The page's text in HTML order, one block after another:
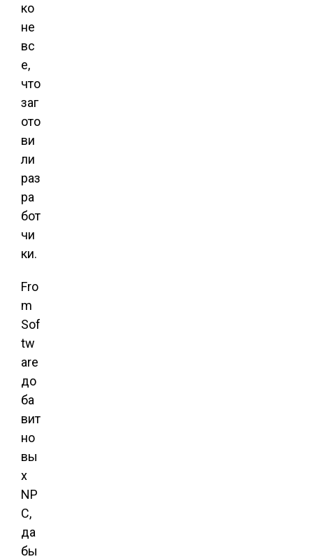
ко
не
вс
е,
что
заг
ото
ви
ли
раз
ра
бот
чи
ки.
Fro
m
Sof
tw
are
до
ба
вит
но
вы
х
NP
C,
да
бы